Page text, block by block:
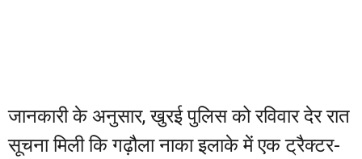
जानकारी के अनुसार, खुरई पुलिस को रविवार देर रात
सूचना मिली कि गढ़ौला नाका इलाके में एक ट्रैक्टर-